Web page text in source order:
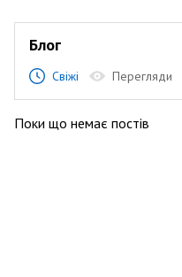
Блог
Свіжі Перегляди
Поки що немає постів